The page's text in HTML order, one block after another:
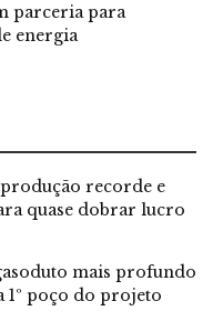
de outras métricas,
no resultado de
parceria para
energia
recorde e
quase dobrar lucro
mais profundo
1º poço do projeto